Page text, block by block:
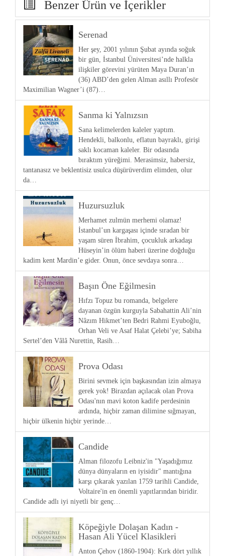
Benzer Ürün ve İçerikler
Serenad
Her şey, 2001 yılının Şubat ayında soğuk
bir gün, İstanbul Üniversitesi’nde halkla
ilişkiler görevini yürüten Maya Duran’ın
(36) ABD’den gelen Alman asıllı Profesör
Maximilian Wagner’i (87)…
Sanma ki Yalnızsın
Sana kelimelerden kaleler yaptım.
Hendekli, balkonlu, eflatun bayraklı, girişi
saklı kocaman kaleler. Bir odasında
bıraktım yüreğimi. Merasimsiz, habersiz,
tantanasız ve beklentisiz usulca düşürüverdim elimden, olur
da…
Huzursuzluk
Merhamet zulmün merhemi olamaz!
İstanbul’un kargaşası içinde sıradan bir
yaşam süren İbrahim, çocukluk arkadaşı
Hüseyin’in ölüm haberi üzerine doğduğu
kadim kent Mardin’e gider. Onun, önce sevdaya sonra…
Başın Öne Eğilmesin
Hıfzı Topuz bu romanda, belgelere
dayanan özgün kurguyla Sabahattin Ali’nin
Nâzım Hikmet’ten Bedri Rahmi Eyuboğlu,
Orhan Veli ve Asaf Halat Çelebi’ye; Sabiha
Sertel’den Vâlâ Nurettin, Rasih…
Prova Odası
Birini sevmek için başkasından izin almaya
gerek yok! Birazdan açılacak olan Prova
Odası'nın mavi koton kadife perdesinin
ardında, hiçbir zaman dilimine sığmayan,
hiçbir ülkenin hiçbir yerinde…
Candide
Alman filozofu Leibniz'in "Yaşadığımız
dünya dünyaların en iyisidir" mantığına
karşı çıkarak yazılan 1759 tarihli Candide,
Voltaire'in en önemli yapıtlarından biridir.
Candide adlı iyi niyetli bir genç…
Köpeğiyle Dolaşan Kadın -
Hasan Ali Yücel Klasikleri
Anton Çehov (1860-1904): Kırk dört yıllık